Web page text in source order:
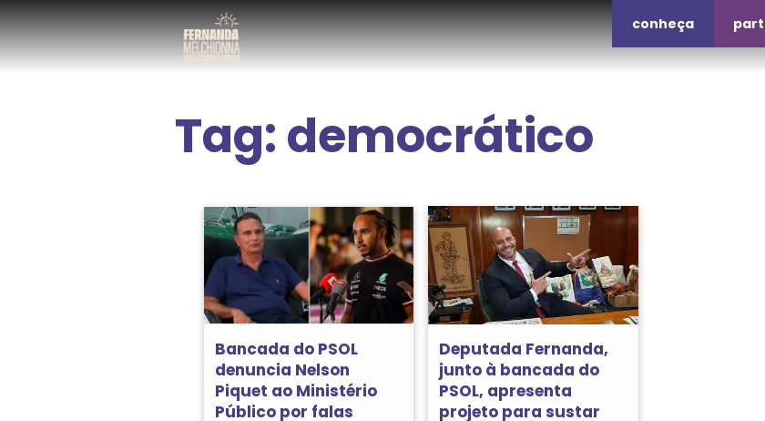
conheça
Tag:democrático
Bancada do PSOL
denuncia Nelson
Piquet ao Ministério
Público por falas
Deputada Fernanda,
junto à bancada do
PSOL, apresenta
projeto para sustar